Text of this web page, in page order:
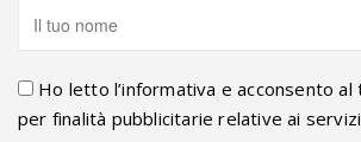
Ho letto l’informativa e acconsento
per finalità pubblicitarie relative ai